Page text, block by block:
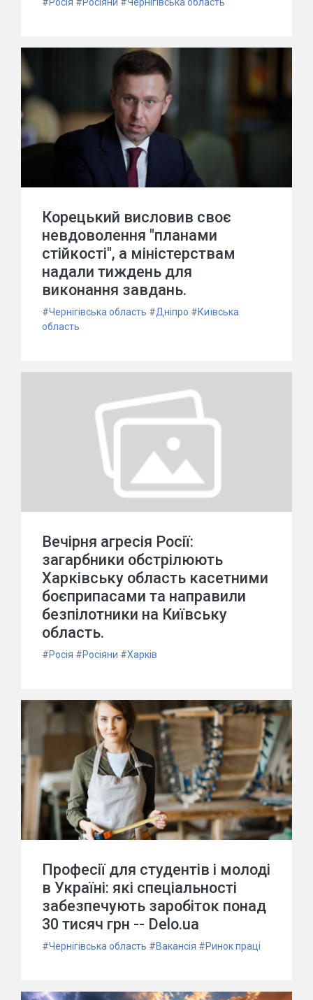
Корецький висловив своє
невдоволення "планами
стійкості", а міністерствам
надали тиждень для
виконання завдань.
#Чернігівська область #Дніпро #Київська
область
Вечірня агресія Росії:
загарбники обстрілюють
Харківську область касетними
боєприпасами та направили
безпілотники на Київську
область.
#Росія #Росіяни #Харків
Професії для студентів і молоді
в Україні: які спеціальності
забезпечують заробіток понад
30 тисяч грн -- Delo.ua
#Чернігівська область #Вакансія #Ринок праці